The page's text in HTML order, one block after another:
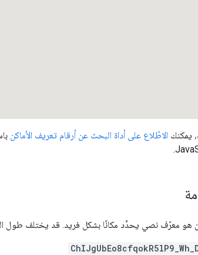
يمكنك الاطّلاع على أداة البحث عن أرقام تعريف الأماكن
هو معرّف نصي يحدِّد مكانًا بشكل فريد. قد يختلف طول